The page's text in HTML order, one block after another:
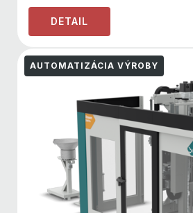
DETAIL
AUTOMATIZÁCIA VÝROBY